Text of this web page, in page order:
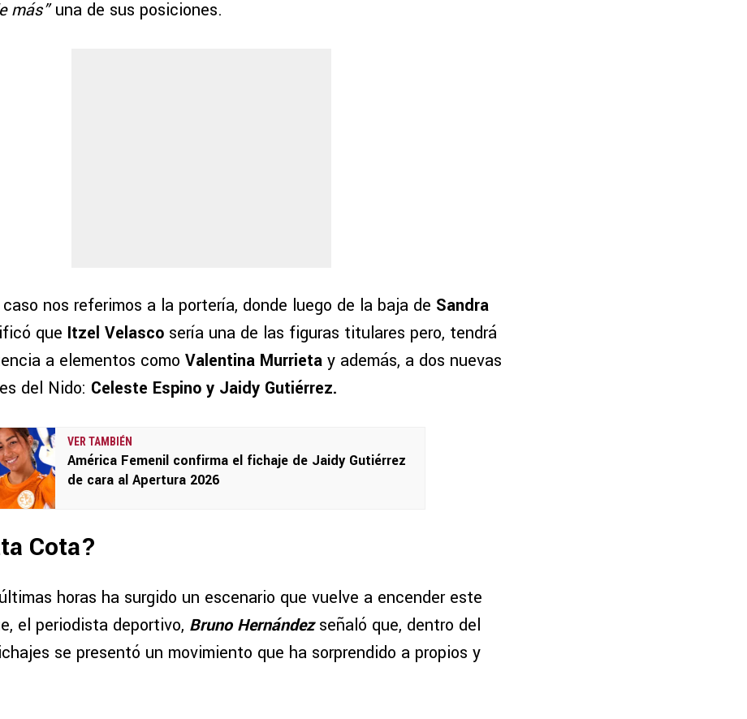
más”una de sus posiciones.
caso nos referimos a la portería, donde luego de la baja de Sandra
que Itzel Velasco sería una de las figuras titulares pero, tendrá
a elementos como Valentina Murrieta y además, a dos nuevas
del Nido: Celeste Espino y Jaidy Gutiérrez.
VER TAMBIÉN
América Femenil confirma el fichaje de Jaidy Gutiérrez
de cara al Apertura 2026
Cota?
horas ha surgido un escenario que vuelve a encender este
el periodista deportivo, Bruno Hernándezseñaló que, dentro del
se presentó un movimiento que ha sorprendido a propios y